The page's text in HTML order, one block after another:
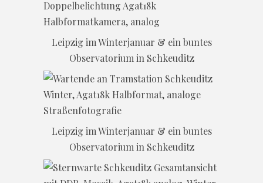
Leipzig im Winterjanuar & ein buntes
Observatorium in Schkeuditz
Leipzig im Winterjanuar & ein buntes
Observatorium in Schkeuditz